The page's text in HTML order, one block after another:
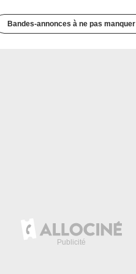
Bandes-annonces à ne pas manquer